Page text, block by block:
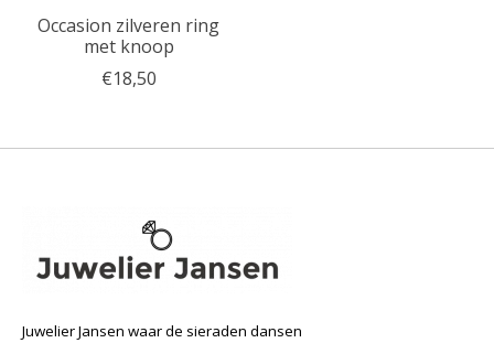
Occasion zilveren ring
met knoop
€18,50
Juwelier Jansen waar de sieraden dansen